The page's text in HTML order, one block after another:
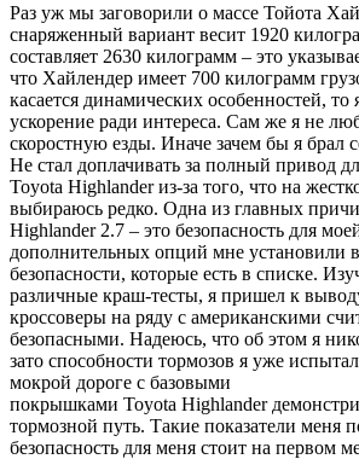
Раз уж мы заговорили о массе Тойота
снаряженный вариант весит 1920
составляет 2630 килограмм – это
что Хайлендер имеет 700 килограмм
касается динамических особенностей, то
ускорение ради интереса. Сам же я не
скоростную езды. Иначе зачем бы я брал
Не стал доплачивать за полный привод
Toyota Highlander из-за того, что на
выбираюсь редко. Одна из главных
Highlander 2.7 – это безопасность для
дополнительных опций мне установили
безопасности, которые есть в списке.
различные краш-тесты, я пришел к
кроссоверы на ряду с американскими
безопасными. Надеюсь, что об этом я
зато способности тормозов я уже
мокрой дороге с базовыми
покрышками Toyota Highlander
тормозной путь. Такие показатели меня
безопасность для меня стоит на первом